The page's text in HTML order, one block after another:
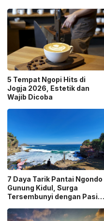
5 Tempat Ngopi Hits di
Jogja 2026, Estetik dan
Wajib Dicoba
7 Daya Tarik Pantai Ngondo
Gunung Kidul, Surga
Tersembunyi dengan Pasir